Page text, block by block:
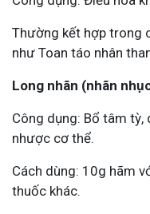
Thường kết hợp trong
như Toan táo nhân
Long nhãn (nhãn
Công dụng: Bổ tâm
nhược cơ thể.
Cách dùng: 10g hãm
thuốc khác.